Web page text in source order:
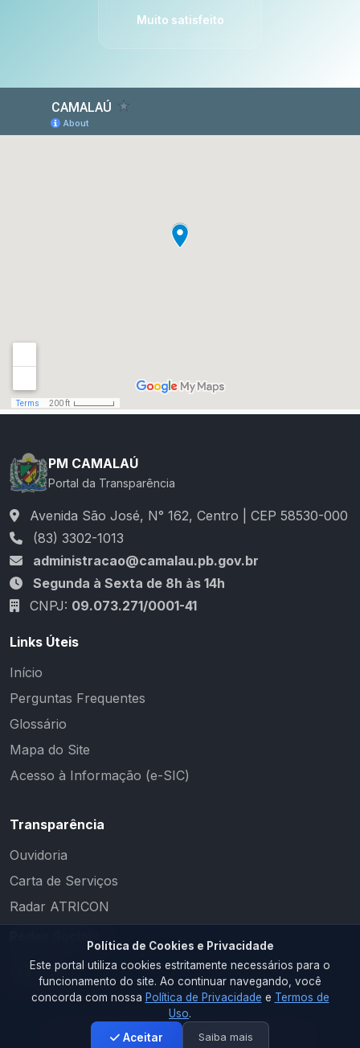
Muito satisfeito
PM CAMALAÚ
Portal da Transparência
Avenida São José, N° 162, Centro | CEP 58530-000
(83) 3302-1013
administracao@camalau.pb.gov.br
Segunda à Sexta de 8h às 14h
CNPJ: 09.073.271/0001-41
Links Úteis
Início
Perguntas Frequentes
Glossário
Mapa do Site
Acesso à Informação (e-SIC)
Transparência
Ouvidoria
Carta de Serviços
Radar ATRICON
2026 © PM CAMALAÚ. Todos os direitos reservados.
Política de Cookies e Privacidade
Este portal utiliza cookies estritamente necessários para o
funcionamento do site. Ao continuar navegando, você
concorda com nossa Política de Privacidade e Termos de
Uso.
Aceitar
Saiba mais